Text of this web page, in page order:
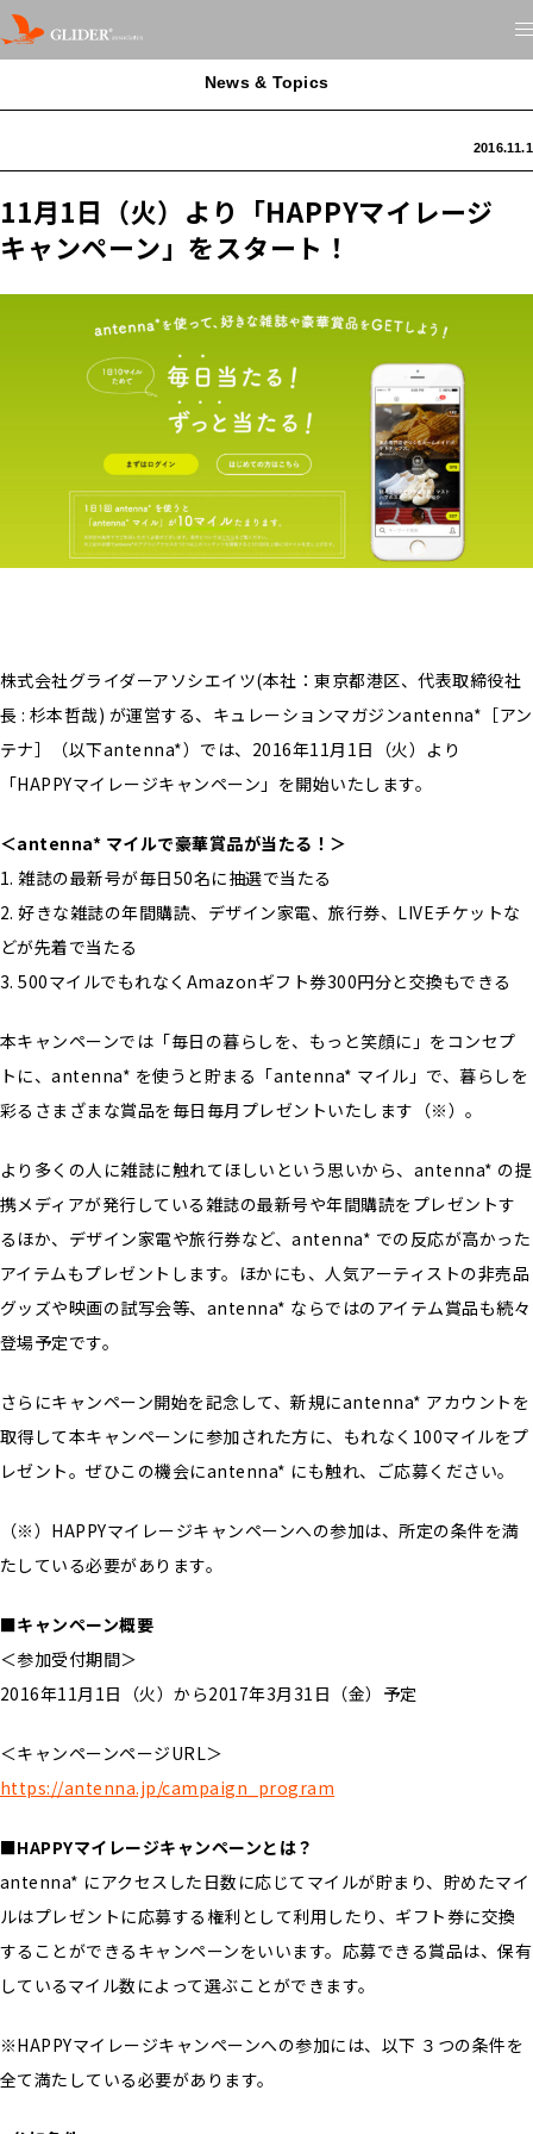
News & Topics
2016.11.1
11月1日（火）より「HAPPYマイレージ
キャンペーン」をスタート！
株式会社グライダーアソシエイツ(本社：東京都港区、代表取締役社
長 : 杉本哲哉) が運営する、キュレーションマガジンantenna*［アン
テナ］（以下antenna*）では、2016年11月1日（火）より
「HAPPYマイレージキャンペーン」を開始いたします。
＜antenna* マイルで豪華賞品が当たる！＞
1. 雑誌の最新号が毎日50名に抽選で当たる
2. 好きな雑誌の年間購読、デザイン家電、旅行券、LIVEチケットな
どが先着で当たる
3. 500マイルでもれなくAmazonギフト券300円分と交換もできる
本キャンペーンでは「毎日の暮らしを、もっと笑顔に」をコンセプ
トに、antenna* を使うと貯まる「antenna* マイル」で、暮らしを
彩るさまざまな賞品を毎日毎月プレゼントいたします（※）。
より多くの人に雑誌に触れてほしいという思いから、antenna* の提
携メディアが発行している雑誌の最新号や年間購読をプレゼントす
るほか、デザイン家電や旅行券など、antenna* での反応が高かった
アイテムもプレゼントします。ほかにも、人気アーティストの非売品
グッズや映画の試写会等、antenna* ならではのアイテム賞品も続々
登場予定です。
さらにキャンペーン開始を記念して、新規にantenna* アカウントを
取得して本キャンペーンに参加された方に、もれなく100マイルをプ
レゼント。ぜひこの機会にantenna* にも触れ、ご応募ください。
（※）HAPPYマイレージキャンペーンへの参加は、所定の条件を満
たしている必要があります。
■キャンペーン概要
＜参加受付期間＞
2016年11月1日（火）から2017年3月31日（金）予定
＜キャンペーンページURL＞
https://antenna.jp/campaign_program
■HAPPYマイレージキャンペーンとは？
antenna* にアクセスした日数に応じてマイルが貯まり、貯めたマイ
ルはプレゼントに応募する権利として利用したり、ギフト券に交換
することができるキャンペーンをいいます。応募できる賞品は、保有
しているマイル数によって選ぶことができます。
※HAPPYマイレージキャンペーンへの参加には、以下 ３つの条件を
全て満たしている必要があります。